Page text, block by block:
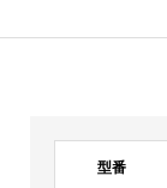
型番